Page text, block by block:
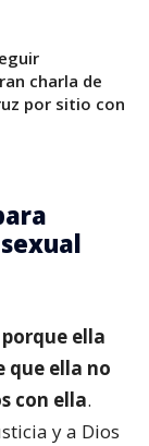
charla de
por sitio con
ella
que ella no
con ella.
y a Dios